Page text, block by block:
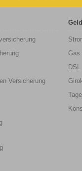
Versicherung
Gas
DSL